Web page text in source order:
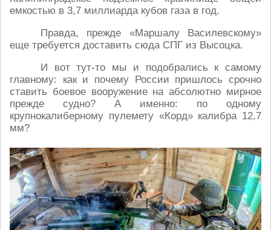
емкостью в 3,7 миллиарда кубов газа в год.
Правда, прежде «Маршалу Василевскому»
еще требуется доставить сюда СПГ из Высоцка.
И вот тут-то мы и подобрались к самому
главному: как и почему России пришлось срочно
ставить боевое вооружение на абсолютно мирное
прежде судно? А именно: по одному
крупнокалиберному пулемету «Корд» калибра 12,7
мм?